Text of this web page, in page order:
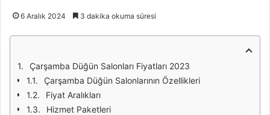
6 Aralık 2024 3 dakika okuma süresi
Çarşamba Düğün Salonları Fiyatları 2023
Çarşamba Düğün Salonlarının Özellikleri
Fiyat Aralıkları
Hizmet Paketleri